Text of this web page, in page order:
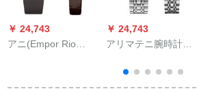
￥ 24,743
アニ(Empor Rio
￥ 24,743
アリマテニ腕時計规
マット